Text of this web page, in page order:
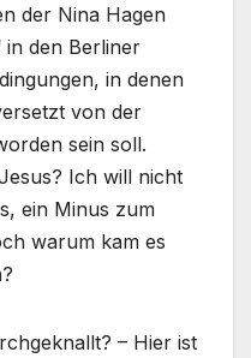
der Nina Hagen
in den Berliner
in denen
von der
sein soll.
Ich will nicht
ein Minus zum
warum kam es
– Hier ist